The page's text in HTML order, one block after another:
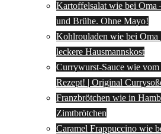
Kartoffelsalat wie bei Oma
und Brühe. Ohne Mayo!
Kohlrouladen wie bei Oma
leckere Hausmannskost
Currywurst-Sauce wie vom
Rezept! | Original
Franzbrötchen wie in
Zimtbrötchen
Caramel Frappuccino wie